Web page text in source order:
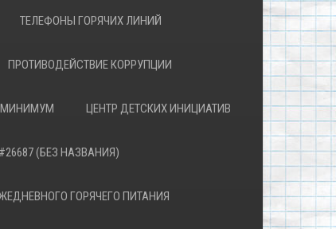
ТЕЛЕФОНЫ ГОРЯЧИХ ЛИНИЙ
ПРОТИВОДЕЙСТВИЕ КОРРУПЦИИ
ЦЕНТР ДЕТСКИХ ИНИЦИАТИВ
#26687 (БЕЗ НАЗВАНИЯ)
ГОРЯЧЕГО ПИТАНИЯ